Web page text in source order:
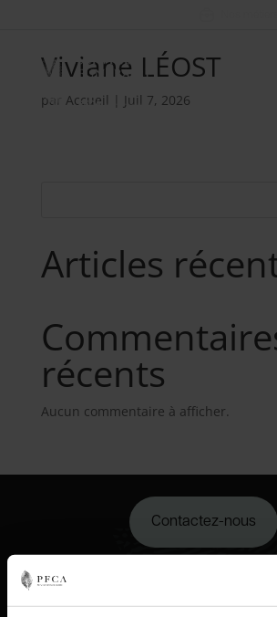
Viviane LÉOST
par Accueil | Juil 7, 2026
Articles
récents
Aucun commentaire à afficher.
Contactez-nous